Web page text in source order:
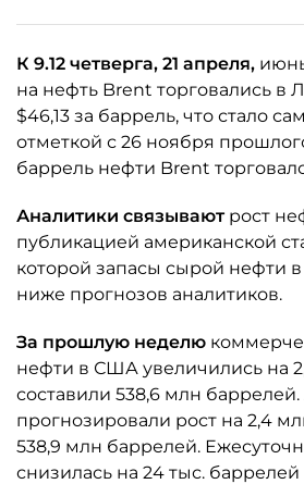
К 9.12 четверга, 21 апреля,
на нефть Brent торговались в
$46,13 за баррель, что стало
отметкой с 26 ноября
баррель нефти Brent
Аналитики связываютрост
публикацией американской
которой запасы сырой нефти в
ниже прогнозов аналитиков.
За прошлую неделю
нефти в США увеличились на
составили 538,6 млн
прогнозировали рост на 2,4
538,9 млн баррелей.
снизилась на 24 тыс. баррелей